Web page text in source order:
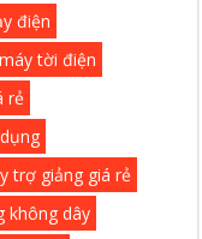
điện
máy tời điện
rẻ
trợ giảng giá rẻ
không dây